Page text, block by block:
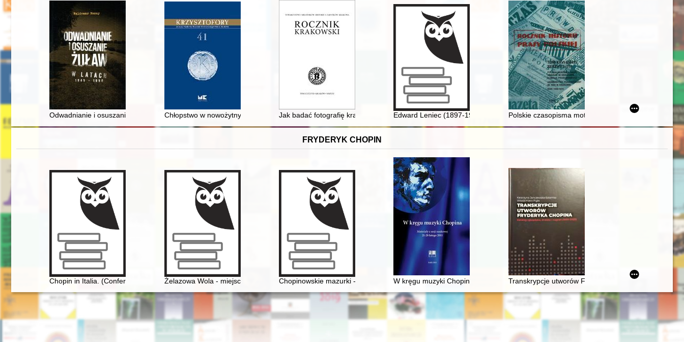
Odwadnianie i osuszanie Żuław w latach 1945-1950Chłopstwo w nowożytnym Krakowie : od poddaństwa do obywatelstwa = Peasantry in Kraków in the early modern period : from serfdom to citizenship
Jak badać fotografię krakowską? Edward Leniec (1897-1977) : kresowianin, legionista i uczestnik wojny polsko-
Polskie czasopisma motoryzacyjne w latach
FRYDERYK CHOPIN
Chopin in Italia. (Conferenze tenute nella Bibliotheca e Centre di Studia a Roma dell' Accademia Polacca delle Scienze il 6 giugno 1975)
Żelazowa Wola - miejsce urodzenia Fryderyka ChopinaChopinowskie mazurki - czyli folklor a pojęcie muzyki narodowejW kręgu muzyki Chopina. Materiały z sesji naukowej 21-28 lutego 2011 roku
Transkrypcje utworów Fryderyka Chopina : katalog